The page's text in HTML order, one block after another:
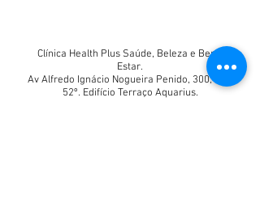
Clínica Health Plus Saúde, Beleza e Bem-
Estar.
Av Alfredo Ignácio Nogueira Penido, 300, sala
52º. Edifício Terraço Aquarius.